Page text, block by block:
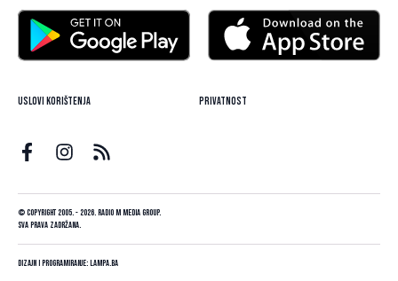
Uslovi korištenja Privatnost
© Copyright 2005. - 2026. Radio M Media Group.
Sva prava zadržana.
Dizajn i programiranje:Lampa.ba